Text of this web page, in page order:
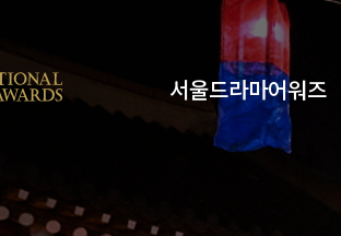
서울드라마어워즈